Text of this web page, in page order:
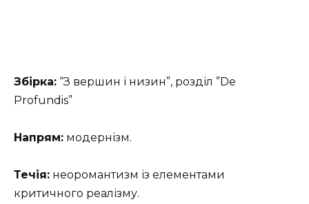
Збірка: “З вершин і низин”, розділ ”De
Profundis”
Напрям: модернізм.
Течія: неоромантизм із елементами
критичного реалізму.